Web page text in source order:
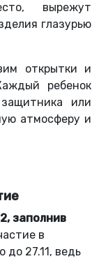
вырежут
глазурью
открытки и
ребенок
или
атмосферу и
заполнив
в
до 27.11, ведь